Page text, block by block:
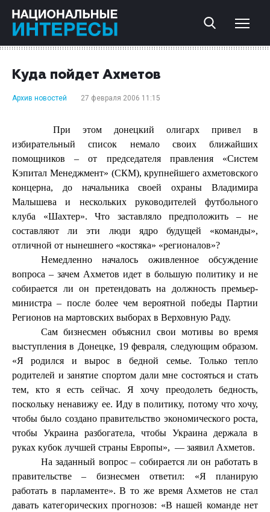
Куда пойдет Ахметов
Архив новостей 27 февраля 2006 11:15
При этом донецкий олигарх привел в
избирательный список немало своих ближайших
помощников – от председателя правления «Систем
Кэпитал Менеджмент» (СКМ), крупнейшего ахметовского
концерна, до начальника своей охраны Владимира
Малышева и нескольких руководителей футбольного
клуба «Шахтер». Что заставляло предположить – не
составляют ли эти люди ядро будущей «команды»,
отличной от нынешнего «костяка» «регионалов»?
Немедленно началось оживленное обсуждение
вопроса – зачем Ахметов идет в большую политику и не
собирается ли он претендовать на должность премьер-
министра – после более чем вероятной победы Партии
Регионов на мартовских выборах в Верховную Раду.
Сам бизнесмен объяснил свои мотивы во время
выступления в Донецке, 19 февраля, следующим образом.
«Я родился и вырос в бедной семье. Только тепло
родителей и занятие спортом дали мне состояться и стать
тем, кто я есть сейчас. Я хочу преодолеть бедность,
поскольку ненавижу ее. Иду в политику, потому что хочу,
чтобы было создано правительство экономического роста,
чтобы Украина разбогатела, чтобы Украина держала в
руках кубок лучшей страны Европы», — заявил Ахметов.
На заданный вопрос – собирается ли он работать в
правительстве – бизнесмен ответил: «Я планирую
работать в парламенте». В то же время Ахметов не стал
давать категорических прогнозов: «В нашей команде нет